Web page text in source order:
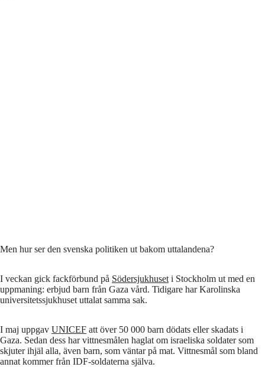
Men hur ser den svenska politiken ut bakom uttalandena?
I veckan gick fackförbund på Södersjukhuset i Stockholm ut med en
uppmaning: erbjud barn från Gaza vård. Tidigare har Karolinska
universitetssjukhuset uttalat samma sak.
I maj uppgav UNICEF att över 50 000 barn dödats eller skadats i
Gaza. Sedan dess har vittnesmålen haglat om israeliska soldater som
skjuter ihjäl alla, även barn, som väntar på mat. Vittnesmål som bland
annat kommer från IDF-soldaterna själva.